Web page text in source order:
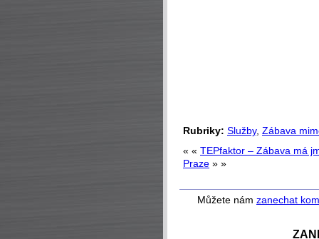
Rubriky: Služby, Zábava
« « TEPfaktor – Zábava má
Praze » »
Můžete nám zanechat